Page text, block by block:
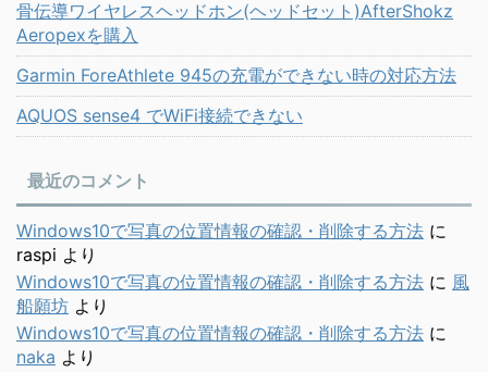
骨伝導ワイヤレスヘッドホン(ヘッドセット)AfterShokz
Aeropexを購入
Garmin ForeAthlete 945の充電ができない時の対応方法
AQUOS sense4 でWiFi接続できない
最近のコメント
Windows10で写真の位置情報の確認・削除する方法 に
raspi より
Windows10で写真の位置情報の確認・削除する方法 に 風
船願坊 より
Windows10で写真の位置情報の確認・削除する方法 に
naka より